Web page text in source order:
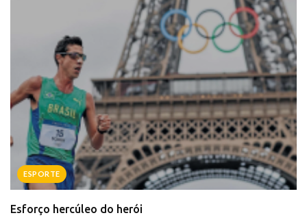
ESPORTE
Esforço hercúleo do herói